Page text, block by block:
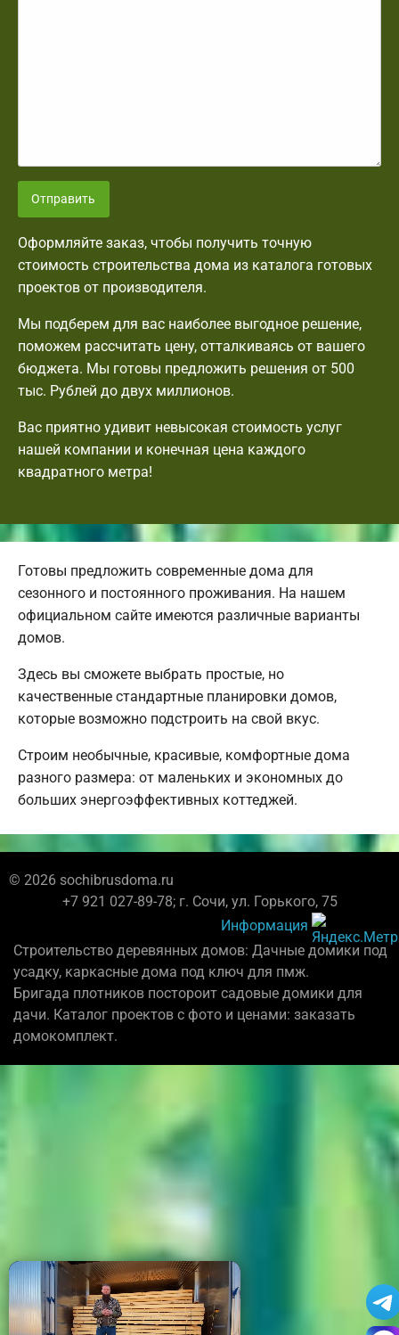
Отправить
Оформляйте заказ, чтобы получить точную
стоимость строительства дома из каталога готовых
проектов от производителя.
Мы подберем для вас наиболее выгодное решение,
поможем рассчитать цену, отталкиваясь от вашего
бюджета. Мы готовы предложить решения от 500
тыс. Рублей до двух миллионов.
Вас приятно удивит невысокая стоимость услуг
нашей компании и конечная цена каждого
квадратного метра!
Готовы предложить современные дома для
сезонного и постоянного проживания. На нашем
официальном сайте имеются различные варианты
домов.
Здесь вы сможете выбрать простые, но
качественные стандартные планировки домов,
которые возможно подстроить на свой вкус.
Строим необычные, красивые, комфортные дома
разного размера: от маленьких и экономных до
больших энергоэффективных коттеджей.
© 2026 sochibrusdoma.ru
+7 921 027-89-78; г. Сочи, ул. Горького, 75
Информация
Строительство деревянных домов: Дачные домики под
усадку, каркасные дома под ключ для пмж.
Бригада плотников постороит садовые домики для
дачи. Каталог проектов с фото и ценами: заказать
домокомплект.